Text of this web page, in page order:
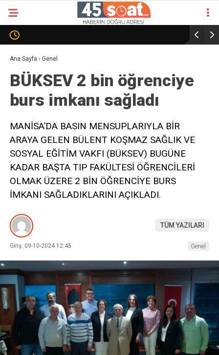
Ana Sayfa › Genel
BÜKSEV 2 bin öğrenciye
burs imkanı sağladı
MANİSA’DA BASIN MENSUPLARIYLA BİR
ARAYA GELEN BÜLENT KOŞMAZ SAĞLIK VE
SOSYAL EĞİTİM VAKFI (BÜKSEV) BUGÜNE
KADAR BAŞTA TIP FAKÜLTESİ ÖĞRENCİLERİ
OLMAK ÜZERE 2 BİN ÖĞRENCİYE BURS
İMKANI SAĞLADIKLARINI AÇIKLADI.
TÜM YAZILARI
Giriş: 09-10-2024 12:45 Genel